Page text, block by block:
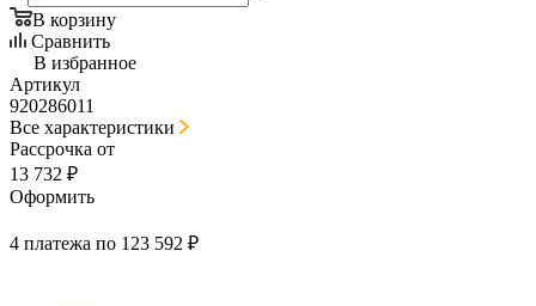
В корзину
Сравнить
В избранное
Артикул
920286011
Все характеристики
Рассрочка от
13 732 ₽
Оформить
4 платежа по 123 592 ₽